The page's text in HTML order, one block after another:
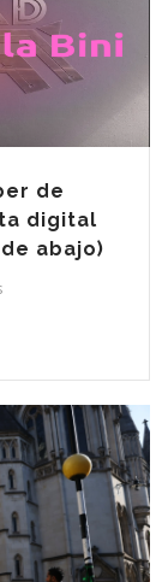
de
digital
abajo)